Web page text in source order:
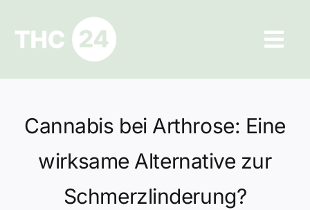
springen
Ratgeber
Hilfe und Kontakt
Datenschutz
Cannabis bei Arthrose: Eine
wirksame Alternative zur
Schmerzlinderung?